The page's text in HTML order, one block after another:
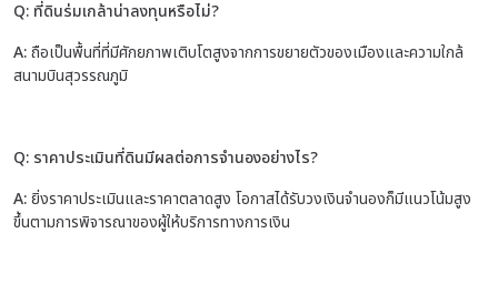
Q: ที่ดินร่มเกล้าน่าลงทุนหรือไม่?
A:ถือเป็นพื้นที่ที่มีศักยภาพเติบโตสูงจากการขยายตัวของเมืองและความใกล้
สนามบินสุวรรณภูมิ
Q: ราคาประเมินที่ดินมีผลต่อการจำนองอย่างไร?
A:ยิ่งราคาประเมินและราคาตลาดสูง โอกาสได้รับวงเงินจำนองก็มีแนวโน้มสูง
ขึ้นตามการพิจารณาของผู้ให้บริการทางการเงิน